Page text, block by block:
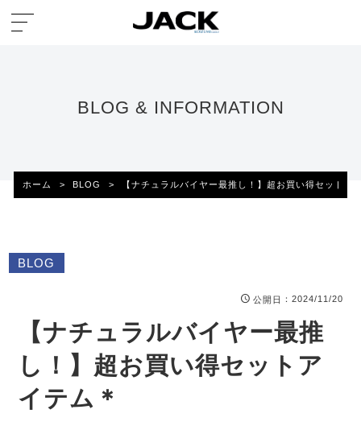
BLOG & INFORMATION
ホーム > BLOG > 【ナチュラルバイヤー最推し！】超お買い得セットア
BLOG
公開日 ：2024/11/20
【ナチュラルバイヤー最推
し！】超お買い得セットア
イテム＊